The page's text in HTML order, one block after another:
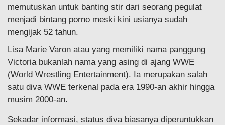
memutuskan untuk banting stir dari seorang pegulat
menjadi bintang porno meski kini usianya sudah
mengijak 52 tahun.
Lisa Marie Varon atau yang memiliki nama panggung
Victoria bukanlah nama yang asing di ajang WWE
(World Wrestling Entertainment). Ia merupakan salah
satu diva WWE terkenal pada era 1990-an akhir hingga
musim 2000-an.
Sekadar informasi, status diva biasanya diperuntukkan